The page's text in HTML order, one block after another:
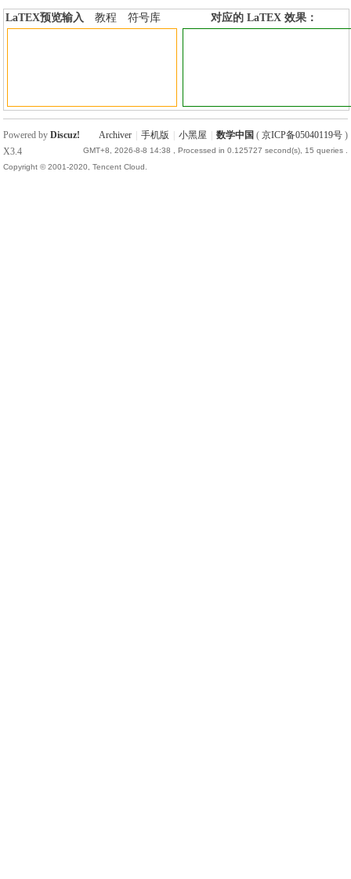
LaTEX预览输入 教程
符号库
对应的 LaTEX 效果：
Archiver 手机版 小黑屋 数学中国 ( 京ICP备05040119号)
GMT+8, 2026-8-8 14:38 , Processed in 0.125727 second(s), 15 queries .
Powered byDiscuz!
X3.4
Copyright © 2001-2020, Tencent Cloud.